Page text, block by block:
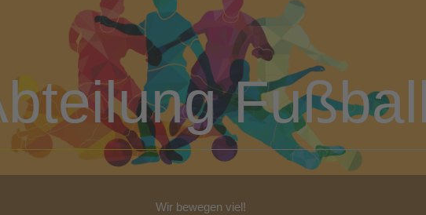
Turnen
Ob Yoga, Step-Aerobic, Gymnastik, Walking - für jeden ist etwas dabei!